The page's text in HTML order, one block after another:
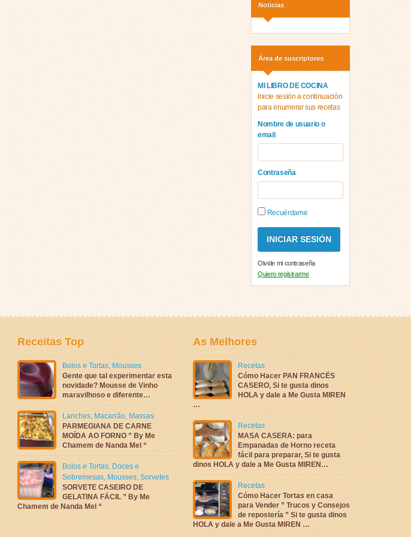
Noticias
Área de suscriptores
MI LIBRO DE COCINA
Inicie sesión a continuación
para enumerar sus recetas
Nombre de usuario o
email
Contraseña
Recuérdame
Olvide mi contraseña
Quiero registrarme
Receitas Top
Bolos e Tortas, Mousses
Gente que tal experimentar esta
novidade? Mousse de Vinho
maravilhoso e diferente…
Lanches, Macarrão, Massas
PARMEGIANA DE CARNE
MOÍDA AO FORNO ” By Me
Chamem de Nanda Mel “
Bolos e Tortas, Doces e
Sobremesas, Mousses, Sorvetes
SORVETE CASEIRO DE
GELATINA FÁCIL ” By Me
Chamem de Nanda Mel “
As Melhores
Recetas
Cómo Hacer PAN FRANCÉS
CASERO, Si te gusta dinos
HOLA y dale a Me Gusta MIREN
…
Recetas
MASA CASERA: para
Empanadas de Horno receta
fácil para preparar, Si te gusta
dinos HOLA y dale a Me Gusta MIREN…
Recetas
Cómo Hacer Tortas en casa
para Vender ” Trucos y Consejos
de repostería ” Si te gusta dinos
HOLA y dale a Me Gusta MIREN …